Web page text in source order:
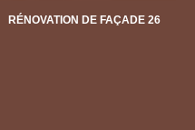
RÉNOVATION DE FAÇADE 26